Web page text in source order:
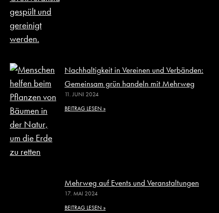
Nachhaltigkeit in Vereinen und Verbänden:
Gemeinsam grün handeln mit Mehrweg
11. JUNI 2024
BEITRAG LESEN »
Mehrweg auf Events und Veranstaltungen
17. MAI 2024
BEITRAG LESEN »